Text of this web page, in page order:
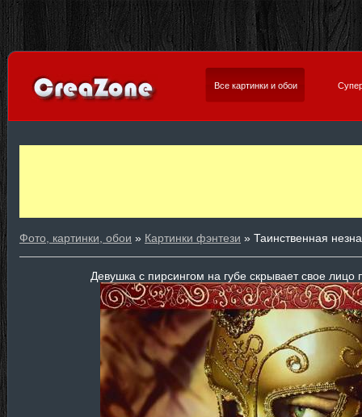
Все картинки и обои
Фото, картинки, обои » Картинки фэнтези » Таинственная
Девушка с пирсингом на губе скрывает свое